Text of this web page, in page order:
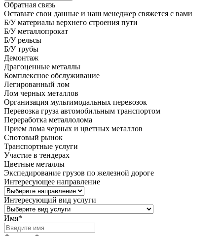
Обратная связь
Оставьте свои данные и наш менеджер свяжется с вами
Б/У материалы верхнего строения пути
Б/У металлопрокат
Б/У рельсы
Б/У трубы
Демонтаж
Драгоценные металлы
Комплексное обслуживание
Легированный лом
Лом черных металлов
Организация мультимодальных перевозок
Перевозка груза автомобильным транспортом
Переработка металлолома
Прием лома черных и цветных металлов
Спотовый рынок
Транспортные услуги
Участие в тендерах
Цветные металлы
Экспедирование грузов по железной дороге
Интересующее направление
Интересующий вид услуги
Имя*